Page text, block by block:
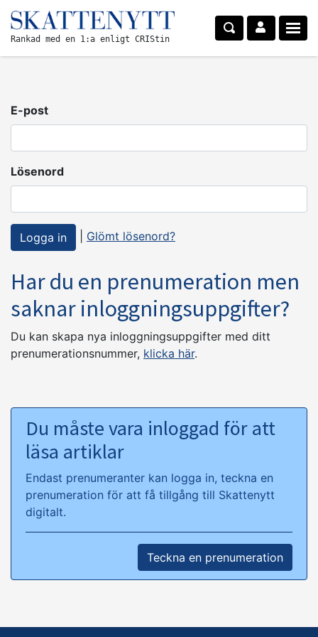
Rankad med en 1:a enligt CRIStin
E-post
Lösenord
Glömt lösenord?
Har du en prenumeration men
saknar inloggningsuppgifter?
Du kan skapa nya inloggningsuppgifter med ditt
prenumerationsnummer, klicka här.
Du måste vara inloggad för att
läsa artiklar
Endast prenumeranter kan logga in, teckna en
prenumeration för att få tillgång till Skattenytt
digitalt.
Teckna en prenumeration